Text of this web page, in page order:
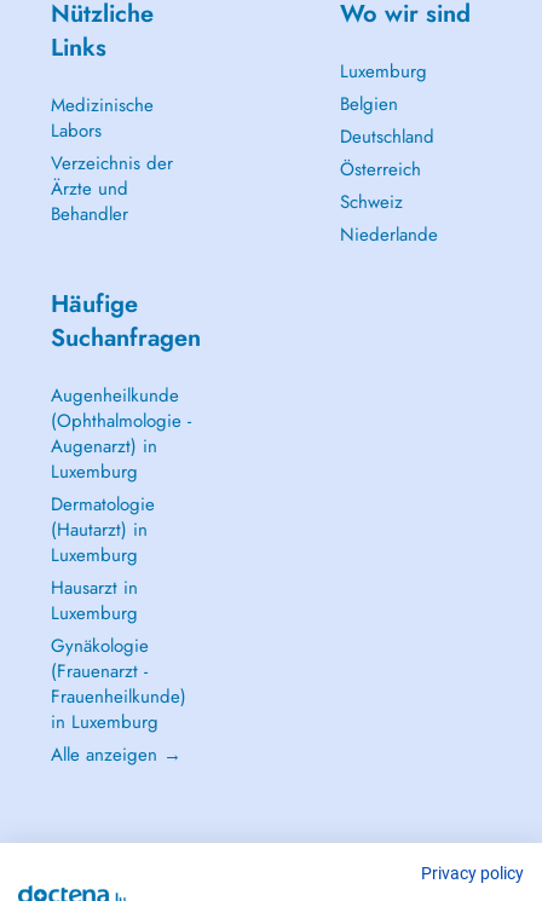
Nützliche
Links
Medizinische
Labors
Verzeichnis der
Ärzte und
Behandler
Wo wir sind
Luxemburg
Belgien
Deutschland
Österreich
Schweiz
Niederlande
Häufige
Suchanfragen
Augenheilkunde
(Ophthalmologie -
Augenarzt) in
Luxemburg
Dermatologie
(Hautarzt) in
Luxemburg
Hausarzt in
Luxemburg
Gynäkologie
(Frauenarzt -
Frauenheilkunde)
in Luxemburg
Alle anzeigen →
Privacy policy